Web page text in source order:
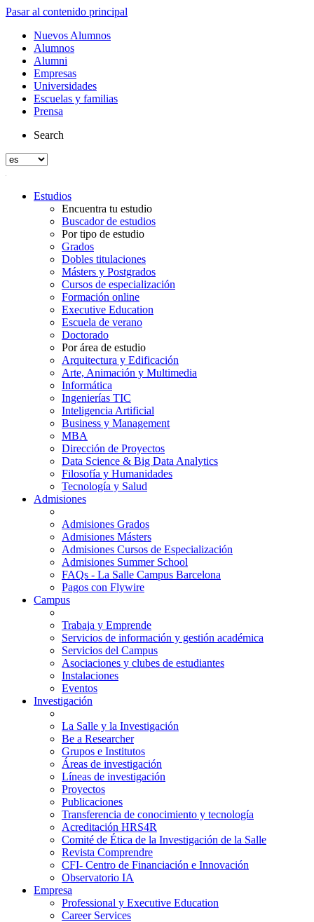
Pasar al contenido principal
Nuevos Alumnos
Alumnos
Alumni
Empresas
Universidades
Escuelas y familias
Prensa
Search
Estudios
Encuentra tu estudio
Buscador de estudios
Por tipo de estudio
Grados
Dobles titulaciones
Másters y Postgrados
Cursos de especialización
Formación online
Executive Education
Escuela de verano
Doctorado
Por área de estudio
Arquitectura y Edificación
Arte, Animación y Multimedia
Informática
Ingenierías TIC
Inteligencia Artificial
Business y Management
MBA
Dirección de Proyectos
Data Science & Big Data Analytics
Filosofía y Humanidades
Tecnología y Salud
Admisiones
Admisiones Grados
Admisiones Másters
Admisiones Cursos de Especialización
Admisiones Summer School
FAQs - La Salle Campus Barcelona
Pagos con Flywire
Campus
Trabaja y Emprende
Servicios de información y gestión académica
Servicios del Campus
Asociaciones y clubes de estudiantes
Instalaciones
Eventos
Investigación
La Salle y la Investigación
Be a Researcher
Grupos e Institutos
Áreas de investigación
Líneas de investigación
Proyectos
Publicaciones
Transferencia de conocimiento y tecnología
Acreditación HRS4R
Comité de Ética de la Investigación de la Salle
Revista Comprendre
CFI- Centro de Financiación e Innovación
Observatorio IA
Empresa
Professional y Executive Education
Career Services